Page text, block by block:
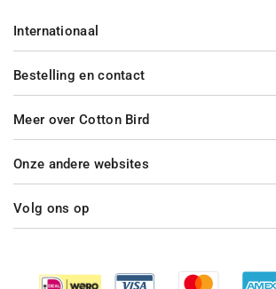
Bestelling en contact
Meer over Cotton Bird
Internationaal
Onze andere websites
Volg ons op